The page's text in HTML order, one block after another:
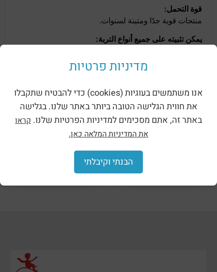
قوة التحمل:
منتجات قوية جدًا ومتينة لسنوات.
يمكن تثبيته على جميع أنواع التربة:
منتجات ذات صله
رصف خرساني سداسي مع الأسفلت الخرساني المربع
ذو الملمس (3540)
מדיניות פרטיות
אנו משתמשים בעוגיות (cookies) כדי להבטיח שתקבלו
את חווית הגלישה הטובה ביותר באתר שלנו. בגלישה
באתר זה, אתם מסכימים למדיניות הפרטיות שלנו. קראו
את המדיניות המלאה כאן.
הבנתי וקיבלתי